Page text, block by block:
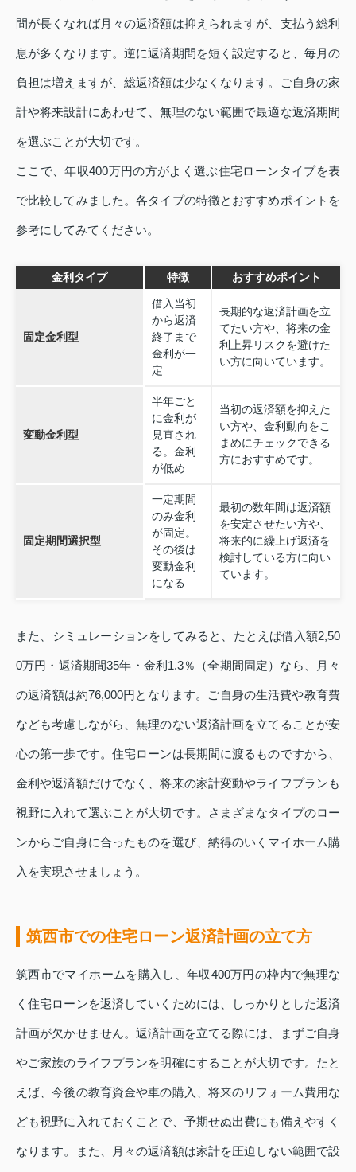
間が長くなれば月々の返済額は抑えられますが、支払う総利
息が多くなります。逆に返済期間を短く設定すると、毎月の
負担は増えますが、総返済額は少なくなります。ご自身の家
計や将来設計にあわせて、無理のない範囲で最適な返済期間
を選ぶことが大切です。
ここで、年収400万円の方がよく選ぶ住宅ローンタイプを表
で比較してみました。各タイプの特徴とおすすめポイントを
参考にしてみてください。
金利タイプ 特徴 おすすめポイント
固定金利型
借入当初
から返済
終了まで
金利が一
定
長期的な返済計画を立
てたい方や、将来の金
利上昇リスクを避けた
い方に向いています。
変動金利型
半年ごと
に金利が
見直され
る。金利
が低め
当初の返済額を抑えた
い方や、金利動向をこ
まめにチェックできる
方におすすめです。
固定期間選択型
一定期間
のみ金利
が固定。
その後は
変動金利
になる
最初の数年間は返済額
を安定させたい方や、
将来的に繰上げ返済を
検討している方に向い
ています。
また、シミュレーションをしてみると、たとえば借入額2,50
0万円・返済期間35年・金利1.3％（全期間固定）なら、月々
の返済額は約76,000円となります。ご自身の生活費や教育費
なども考慮しながら、無理のない返済計画を立てることが安
心の第一歩です。住宅ローンは長期間に渡るものですから、
金利や返済額だけでなく、将来の家計変動やライフプランも
視野に入れて選ぶことが大切です。さまざまなタイプのロー
ンからご自身に合ったものを選び、納得のいくマイホーム購
入を実現させましょう。
筑西市での住宅ローン返済計画の立て方
筑西市でマイホームを購入し、年収400万円の枠内で無理な
く住宅ローンを返済していくためには、しっかりとした返済
計画が欠かせません。返済計画を立てる際には、まずご自身
やご家族のライフプランを明確にすることが大切です。たと
えば、今後の教育資金や車の購入、将来のリフォーム費用な
ども視野に入れておくことで、予期せぬ出費にも備えやすく
なります。また、月々の返済額は家計を圧迫しない範囲で設